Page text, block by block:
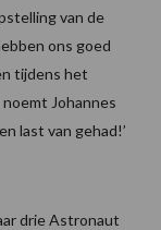
van de
ons goed
tijdens het
Johannes
last van gehad!’
drie Astronaut